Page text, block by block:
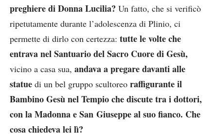
preghiere di Donna Lucilia? Un fatto, che si verificò
ripetutamente durante l’adolescenza di Plinio, ci
permette di dirlo con certezza: tutte le volte che
entrava nel Santuario del Sacro Cuore di Gesù,
vicino a casa sua, andava a pregare davanti alle
statue di un bel gruppo scultoreo raffigurante il
Bambino Gesù nel Tempio che discute tra i dottori,
con la Madonna e San Giuseppe al suo fianco. Che
cosa chiedeva lei lì?